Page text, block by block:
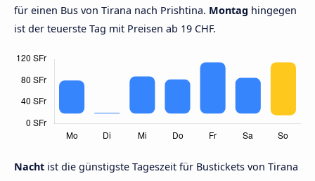
für einen Bus von Tirana nach Prishtina. Montag hingegen
ist der teuerste Tag mit Preisen ab 19 CHF.
Nacht ist die günstigste Tageszeit für Bustickets von Tirana